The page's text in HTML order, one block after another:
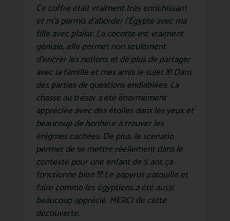
Ce coffre était vraiment très enrichissant
et m'a permis d'aborder l'Égypte avec ma
fille avec plaisir. La cocotte est vraiment
géniale, elle permet non seulement
d'encrer les notions et de plus de partager
avec la famille et mes amis le sujet !!!! Dans
des parties de questions endiablées. La
chasse au trésor a été énormément
appréciée avec des étoiles dans les yeux et
beaucoup de bonheur à trouver les
énigmes cachées. De plus, le scenario
permet de se mettre réellement dans le
contexte pour une enfant de 5 ans ça
fonctionne bien !!!! Le papyrus patouille et
faire comme les égyptiens a été aussi
beaucoup apprécié. MERCI de cette
découverte.